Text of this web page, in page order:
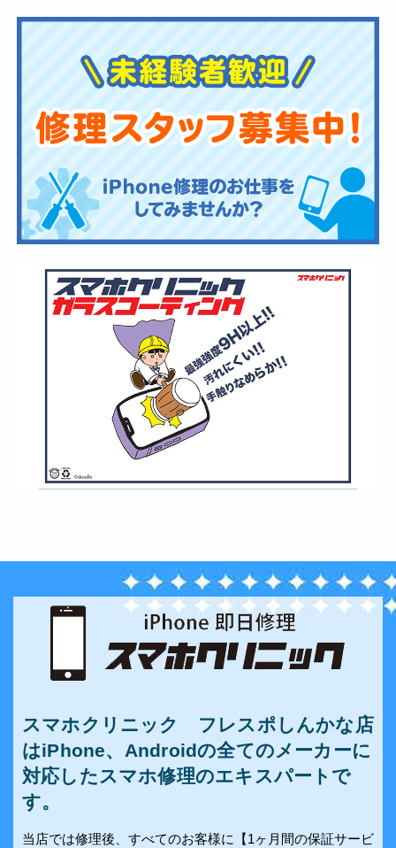
スマホクリニック フレスポしんかな店
はiPhone、Androidの全てのメーカーに
対応したスマホ修理のエキスパートで
す。
当店では修理後、すべてのお客様に【1ヶ月間の保証サービ